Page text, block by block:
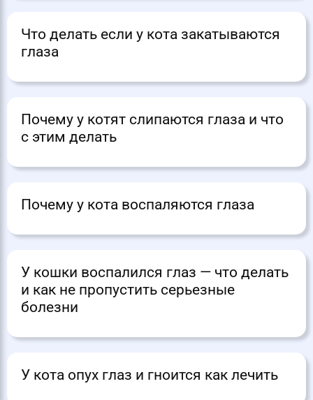
Что делать если у кота закатываются
глаза
Почему у котят слипаются глаза и что
с этим делать
Почему у кота воспаляются глаза
У кошки воспалился глаз — что делать
и как не пропустить серьезные
болезни
У кота опух глаз и гноится как лечить